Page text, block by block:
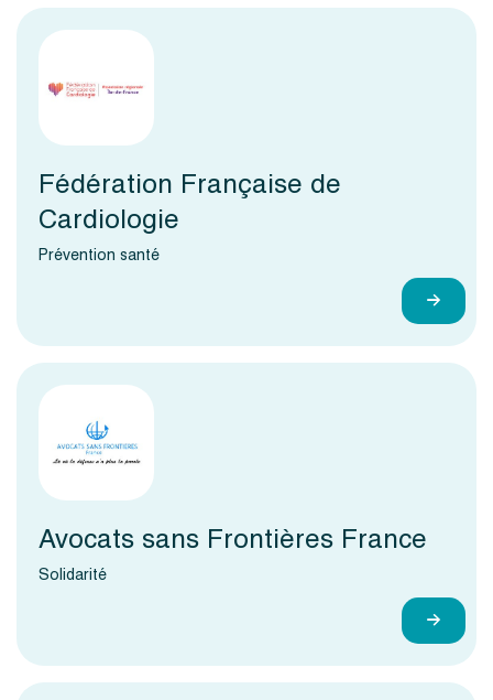
Fédération Française de
Cardiologie
Prévention santé
Avocats sans Frontières France
Solidarité